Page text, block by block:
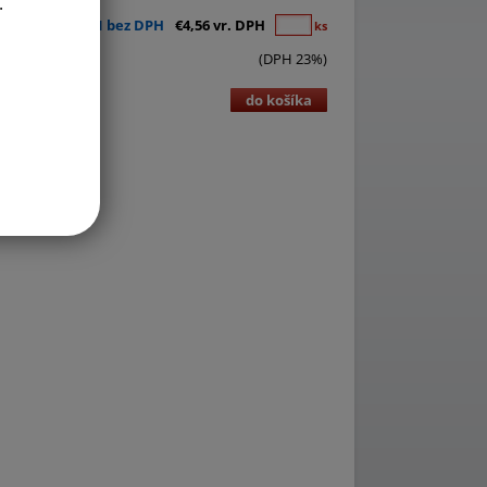
€3,71 bez DPH €4,56 vr. DPH ks
(DPH 23%)
do košíka